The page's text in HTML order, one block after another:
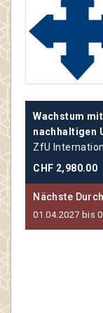
Wachstum
nachhaltigen
ZfU
CHF 2,980.00
Nächste
01.04.2027 bis